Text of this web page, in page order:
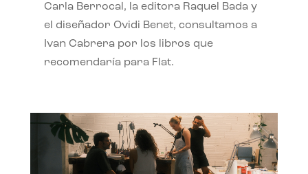
Carla Berrocal, la editora Raquel Bada y
el diseñador Ovidi Benet, consultamos a
Ivan Cabrera por los libros que
recomendaría para Flat.